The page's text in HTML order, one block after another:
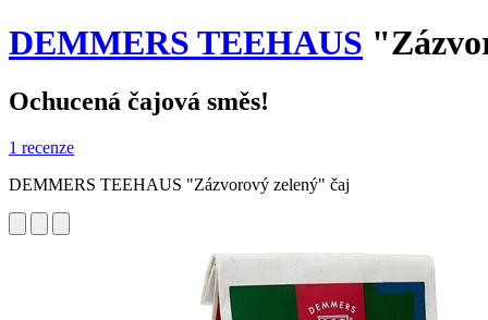
DEMMERS TEEHAUS
Ochucená čajová směs!
1 recenze
DEMMERS TEEHAUS "Zázvorový zelený" čaj